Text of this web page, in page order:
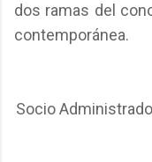
dos ramas del
contemporánea.
Socio